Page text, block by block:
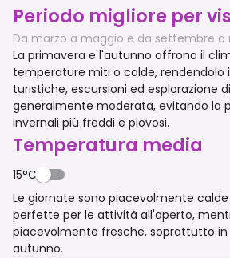
Periodo migliore per
Da marzo a maggio e da settembre a
La primavera e l'autunno offrono il
temperature miti o calde, rendendolo
turistiche, escursioni ed esplorazione
generalmente moderata, evitando la
invernali più freddi e piovosi.
Temperatura media
15°C
Le giornate sono piacevolmente
perfette per le attività all'aperto,
piacevolmente fresche, soprattutto
autunno.